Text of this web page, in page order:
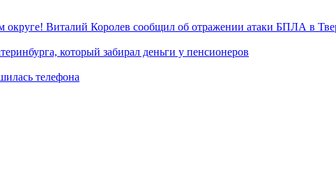
округе! Виталий Королев сообщил об отражении атаки БПЛА в
который забирал деньги у пенсионеров
телефона